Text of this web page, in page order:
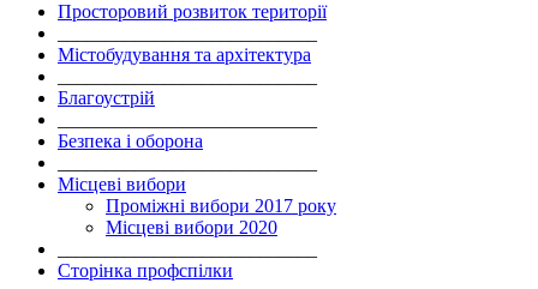
Просторовий розвиток території
Містобудування та архітектура
Благоустрій
Безпека і оборона
Місцеві вибори
Проміжні вибори 2017 року
Місцеві вибори 2020
Сторінка профспілки